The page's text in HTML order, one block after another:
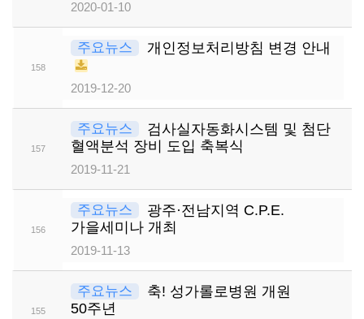
2020-01-10
158
주요뉴스 개인정보처리방침 변경 안내
2019-12-20
157
주요뉴스
검사실자동화시스템 및 첨단
혈액분석 장비 도입 축복식
2019-11-21
156
주요뉴스
광주·전남지역 C.P.E.
가을세미나 개최
2019-11-13
155
주요뉴스
축! 성가롤로병원 개원
50주년